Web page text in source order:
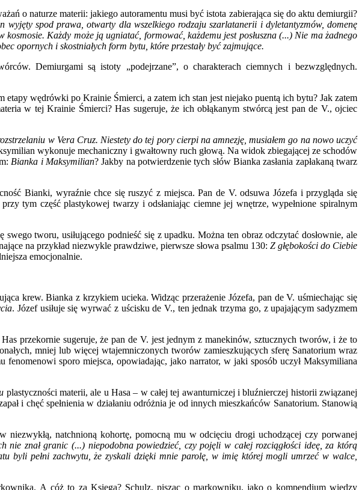
o naturze materii: jakiego autoramentu musi być istota zabierająca się do aktu demiurgii?
wyjęty spod prawa, otwarty dla wszelkiego rodzaju szarlatanerii i dyletantyzmów, domenę
Każdy może ją ugniatać, formować, każdemu jest posłuszna (...) Nie ma żadnego
opornych i skostniałych form bytu, które przestały być zajmujące.
Demiurgami są istoty „podejrzane”, o charakterach ciemnych i bezwzględnych.
wędrówki po Krainie Śmierci, a zatem ich stan jest niejako puentą ich bytu? Jak zatem
w tej Krainie Śmierci? Has sugeruje, że ich obłąkanym stwórcą jest pan de V., ojciec
w Vera Cruz. Niestety do tej pory cierpi na amnezję, musiałem go na nowo uczyć
wykonuje mechaniczny i gwałtowny ruch głową. Na widok zbiegającej ze schodów
Bianka i Maksymilian? Jakby na potwierdzenie tych słów Bianka zasłania zapłakaną twarz
Bianki, wyraźnie chce się ruszyć z miejsca. Pan de V. odsuwa Józefa i przygląda się
tym część plastykowej twarzy i odsłaniając ciemne jej wnętrze, wypełnione spiralnym
tworu, usiłującego podnieść się z upadku. Można ten obraz odczytać dosłownie, ale
na przykład niezwykle prawdziwe, pierwsze słowa psalmu 130: Z głębokości do Ciebie
emocjonalnie.
krew. Bianka z krzykiem ucieka. Widząc przerażenie Józefa, pan de V. uśmiechając się
. Józef usiłuje się wyrwać z uścisku de V., ten jednak trzyma go, z upajającym sadyzmem
przekornie sugeruje, że pan de V. jest jednym z manekinów, sztucznych tworów, i że to
mniej lub więcej wtajemniczonych tworów zamieszkujących sferę Sanatorium wraz
sporo miejsca, opowiadając, jako narrator, w jaki sposób uczył Maksymiliana
plastyczności materii, ale u Hasa – w całej tej awanturniczej i bluźnierczej historii związanej
i chęć spełnienia w działaniu odróżnia je od innych mieszkańców Sanatorium. Stanowią
natchnioną kohortę, pomocną mu w odcięciu drogi uchodzącej czy porwanej
nie znał granic (...) niepodobna powiedzieć, czy pojęli w całej rozciągłości ideę, za którą
byli pełni zachwytu, że zyskali dzięki mnie parolę, w imię której mogli umrzeć w walce,
A cóż to za Księga? Schulz, pisząc o markowniku, jako o kompendium wiedzy